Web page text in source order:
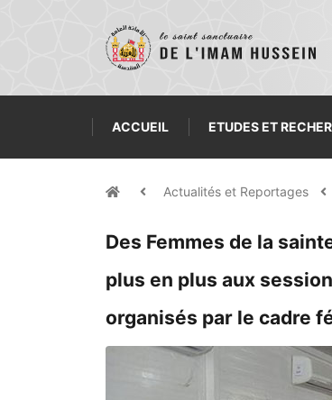
ACCUEIL ETUDES ET
Actualités et Reportages
Des Femmes de la
plus en plus aux
organisés par le cadre